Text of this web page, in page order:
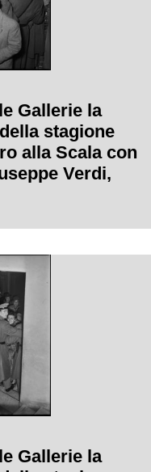
Gallerie la
stagione
alla Scala con
Verdi,
Gallerie la